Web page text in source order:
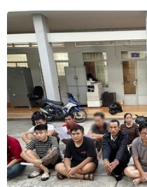
Nhân viên y tế lấy mẫu
phường Việt Hưng tối
Bộ Y tế vừa ban hành
việc quán triệt công
biện pháp phòng,
hiện giãn cách xã hội